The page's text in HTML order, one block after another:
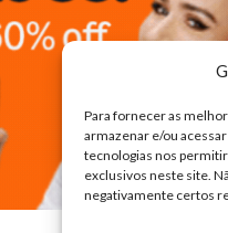
Para fornecer as
armazenar e/ou
tecnologias nos
exclusivos neste site.
negativamente certos